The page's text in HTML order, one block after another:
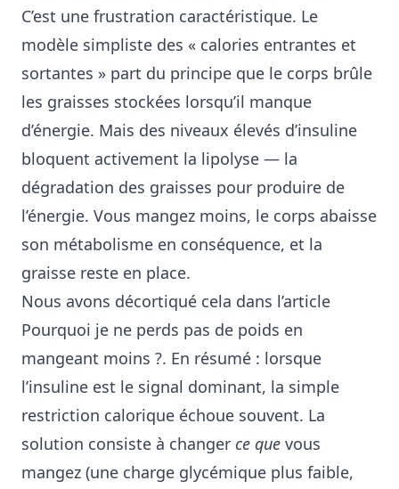
C’est une frustration caractéristique. Le
modèle simpliste des « calories entrantes et
sortantes » part du principe que le corps brûle
les graisses stockées lorsqu’il manque
d’énergie. Mais des niveaux élevés d’insuline
bloquent activement la lipolyse — la
dégradation des graisses pour produire de
l’énergie. Vous mangez moins, le corps abaisse
son métabolisme en conséquence, et la
graisse reste en place.
Nous avons décortiqué cela dans l’article
Pourquoi je ne perds pas de poids en
mangeant moins ?. En résumé : lorsque
l’insuline est le signal dominant, la simple
restriction calorique échoue souvent. La
solution consiste à changer ce que vous
mangez (une charge glycémique plus faible,